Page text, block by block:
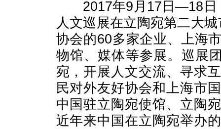
2017年9月17日—18日，
人文巡展在立陶宛第二大
协会的60多家企业、上海
物馆、媒体等参展。巡展
宛，开展人文交流、寻求
民对外友好协会和上海市
中国驻立陶宛使馆、立陶
近年来中国在立陶宛举办